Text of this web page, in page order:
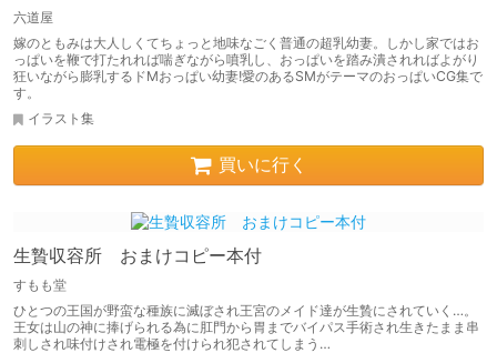
六道屋
嫁のともみは大人しくてちょっと地味なごく普通の超乳幼妻。しかし家ではお
っぱいを鞭で打たれれば喘ぎながら噴乳し、おっぱいを踏み潰されればよがり
狂いながら膨乳するドMおっぱい幼妻!愛のあるSMがテーマのおっぱいCG集で
す。
イラスト集
買いに行く
生贄収容所 おまけコピー本付
すもも堂
ひとつの王国が野蛮な種族に滅ぼされ王宮のメイド達が生贄にされていく…。
王女は山の神に捧げられる為に肛門から胃までバイパス手術され生きたまま串
刺しされ味付けされ電極を付けられ犯されてしまう…